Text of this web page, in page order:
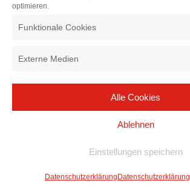
optimieren.
Funktionale Cookies
Externe Medien
Alle Cookies
Ablehnen
Einstellungen speichern
Datenschutzerklärung Datenschutzerklärung
| Präsentiert vonWordPress